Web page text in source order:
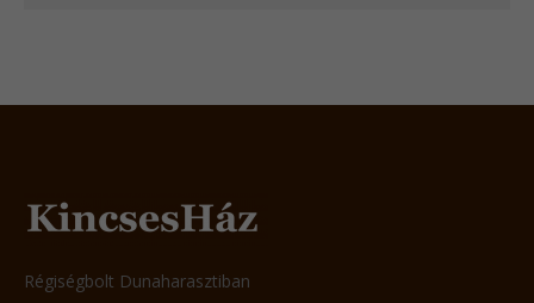
Régiségbolt Dunaharasztiban